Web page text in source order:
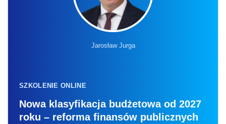
Jarosław Jurga
SZKOLENIE ONLINE
Nowa klasyfikacja budżetowa od 2027
roku – reforma finansów publicznych